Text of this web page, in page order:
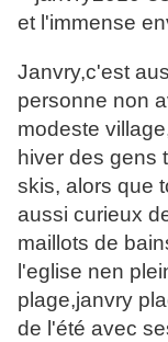
et l'immense
Janvry,c'est
personne non
modeste
hiver des gens
skis, alors que
aussi curieux
maillots de
l'eglise nen
plage,janvry
de l'été avec